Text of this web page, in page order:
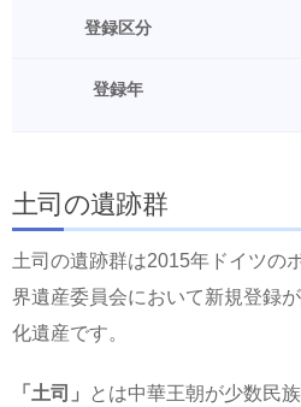
登録区分
登録年
土司の遺跡群
土司の遺跡群は2015年ドイツの
界遺産委員会において新規登録
化遺産です。
「土司」
とは中華王朝が少数民